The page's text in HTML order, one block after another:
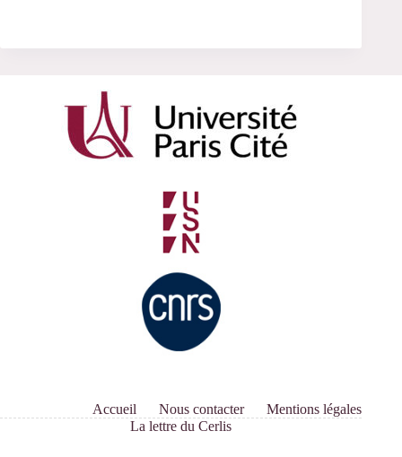
Accueil Nous contacter
Mentions légales
La lettre du Cerlis